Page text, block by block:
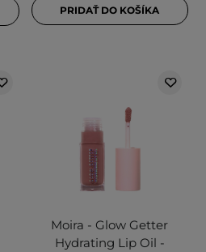
PRIDAŤ DO KOŠÍKA
Moira - Glow Getter
Hydrating Lip Oil -